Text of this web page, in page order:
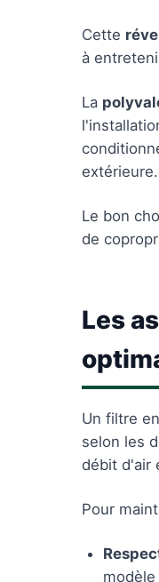
Cette
à
La
extérieure.
Le bon
de
Les
Un filtre
selon les
débit d'air
Pour